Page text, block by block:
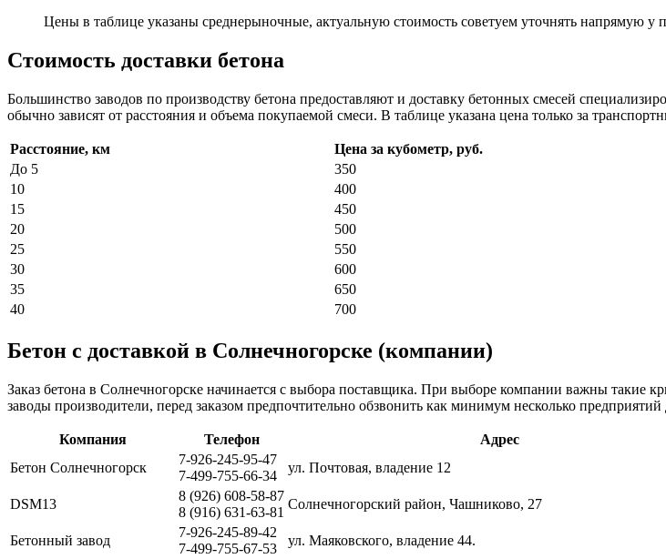
Цены в таблице указаны среднерыночные, актуальную стоимость советуем уточнять напрямую у
Стоимость доставки бетона
Большинство заводов по производству бетона предоставляют и доставку бетонных смесей
обычно зависят от расстояния и объема покупаемой смеси. В таблице указана цена только за
Расстояние, км
Цена за кубометр, руб.
До 5
350
10
400
15
450
20
500
25
550
30
600
35
650
40
700
Бетон с доставкой в Солнечногорске (компании)
Заказ бетона в Солнечногорске начинается с выбора поставщика. При выборе компании важны такие
заводы производители, перед заказом предпочтительно обзвонить как минимум несколько
Компания Телефон
Адрес
Бетон Солнечногорск
7-926-245-95-47
7-499-755-66-34
ул. Почтовая, владение 12
DSM13
8 (926) 608-58-87
8 (916) 631-63-81
Солнечногорский район, Чашниково, 27
Бетонный завод
7-926-245-89-42
7-499-755-67-53
ул. Маяковского, владение 44.